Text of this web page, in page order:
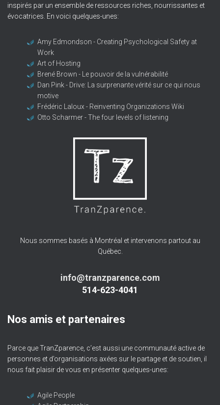
inspirés par un ensemble de ressources riches, nourrissantes et
évocatrices. En voici quelques-unes:
Amy Edmondson - Creating Psychological Safety at
Work
Art of Hosting
Brené Brown - Le pouvoir de la vulnérabilité
Dan Pink - Drive: La surprenante vérité sur ce qui nous
motive
Frédéric Laloux - Reinventing Organizations Wiki
Otto Scharmer - The four levels of listening
Nous sommes basés à Montréal et intervenons partout au
Québec.
info@tranzparence.com
514-623-4041
Nos amis et partenaires
Parce que TranZparence, c’est aussi une communauté active de
personnes et d’organisations axées sur le partage et de soutien, il
nous fait plaisir de vous en présenter quelques-unes:
Agile People